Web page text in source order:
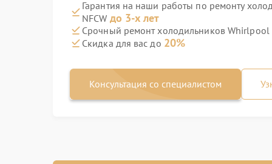
Гарантия на наши работы по ремонту
NFCW до 3-х лет
Срочный ремонт холодильников Whirlpool
Скидка для вас до 20%
Консультация со специалистом